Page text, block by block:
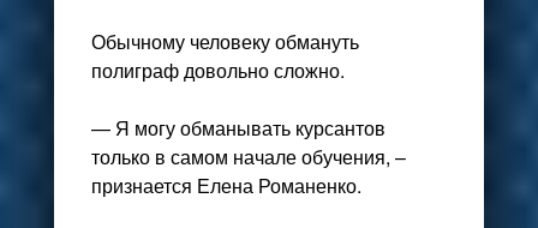
Обычному человеку обмануть
полиграф довольно сложно.
— Я могу обманывать курсантов
только в самом начале обучения, –
признается Елена Романенко.